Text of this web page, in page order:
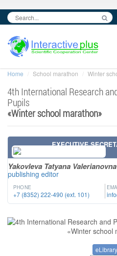
Home School marathon Winter
4th International Research
Pupils
«Winter school marathon»
EXECUTIVE
Yakovleva Tatyana Valerianovna
publishing editor
PHONE
+7 (8352) 222-490 (ext. 101)